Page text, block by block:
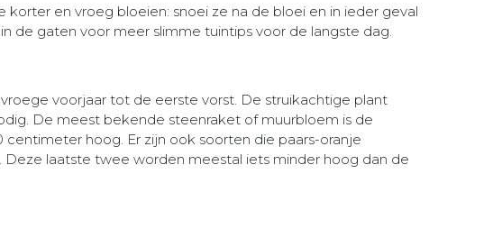
en vroeg bloeien: snoei ze na de bloei en in ieder geval
de gaten voor meer slimme tuintips voor de langste dag.
voorjaar tot de eerste vorst. De struikachtige plant
De meest bekende steenraket of muurbloem is de
hoog. Er zijn ook soorten die paars-oranje
laatste twee worden meestal iets minder hoog dan de